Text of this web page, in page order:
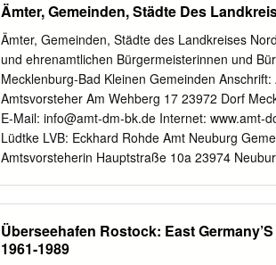
Ämter, Gemeinden, Städte Des
Ämter, Gemeinden, Städte des Landkreises
und ehrenamtlichen Bürgermeisterinnen und
Mecklenburg‐Bad Kleinen Gemeinden
Amtsvorsteher Am Wehberg 17 23972 Dorf
E‐Mail: info@amt‐dm‐bk.de Internet:
Lüdtke LVB: Eckhard Rohde Amt Neuburg
Amtsvorsteherin Hauptstraße 10a 23974
Neukloster‐Warin Geschäftsführung auf Der
für die Aufgaben der Stadt im eigenen
Überseehafen Rostock: East
1961-1989